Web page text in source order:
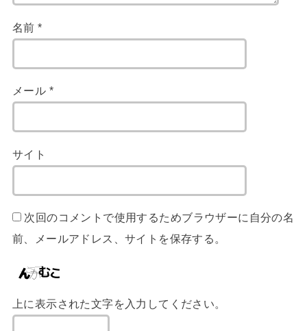
名前*
メール *
サイト
次回のコメントで使用するためブラウザーに自分の名
前、メールアドレス、サイトを保存する。
上に表示された文字を入力してください。